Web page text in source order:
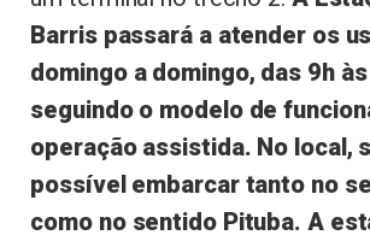
Barris passará a atender os
domingo a domingo, das 9h
seguindo o modelo de
operação assistida. No local,
possível embarcar tanto no
como no sentido Pituba. A